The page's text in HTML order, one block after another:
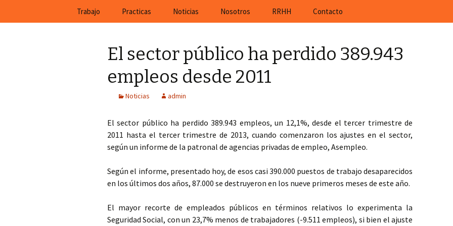
En Cefeco Consulting encontrará ofertas de trabajo actuales de empresas
Trabajo Practicas Noticias Nosotros RRHH Contacto
El sector público ha perdido 389.943
empleos desde 2011
Noticias admin
El sector público ha perdido 389.943 empleos, un 12,1%, desde el tercer trimestre de
2011 hasta el tercer trimestre de 2013, cuando comenzaron los ajustes en el sector,
según un informe de la patronal de agencias privadas de empleo, Asempleo.
Según el informe, presentado hoy, de esos casi 390.000 puestos de trabajo desaparecidos
en los últimos dos años, 87.000 se destruyeron en los nueve primeros meses de este año.
El mayor recorte de empleados públicos en términos relativos lo experimenta la
Seguridad Social, con un 23,7% menos de trabajadores (-9.511 empleos), si bien el ajuste